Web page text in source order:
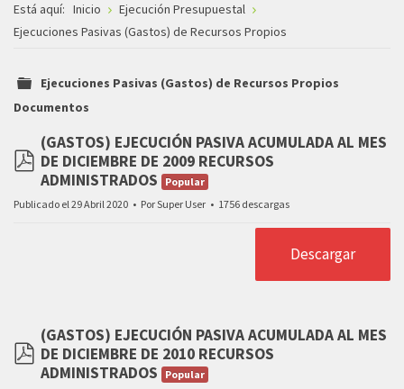
Está aquí: Inicio
Ejecución Presupuestal
Ejecuciones Pasivas (Gastos) de Recursos Propios
Ejecuciones Pasivas (Gastos) de Recursos Propios
Documentos
pdf
(GASTOS) EJECUCIÓN PASIVA ACUMULADA AL MES
DE DICIEMBRE DE 2009 RECURSOS
ADMINISTRADOS
Popular
Publicado el 29 Abril 2020
PorSuper User 1756 descargas
Descargar
pdf
(GASTOS) EJECUCIÓN PASIVA ACUMULADA AL MES
DE DICIEMBRE DE 2010 RECURSOS
ADMINISTRADOS
Popular